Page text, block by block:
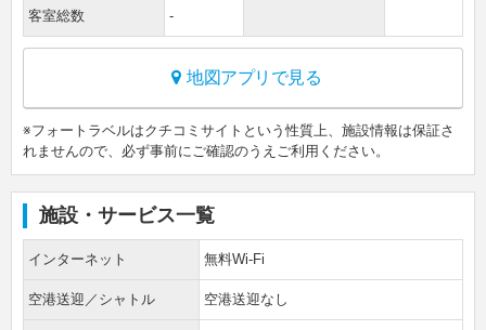
客室総数 -
地図アプリで見る
※フォートラベルはクチコミサイトという性質上、施設情報は保証さ
れませんので、必ず事前にご確認のうえご利用ください。
施設・サービス一覧
インターネット 無料Wi-Fi
空港送迎／シャトル 空港送迎なし